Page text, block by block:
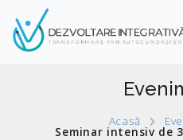
Acasă
Seminar intensiv de